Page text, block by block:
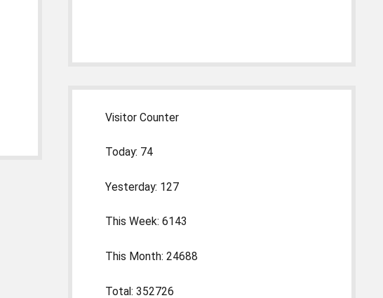
Visitor Counter
Today: 74
Yesterday: 127
This Week: 6143
This Month: 24688
Total: 352726